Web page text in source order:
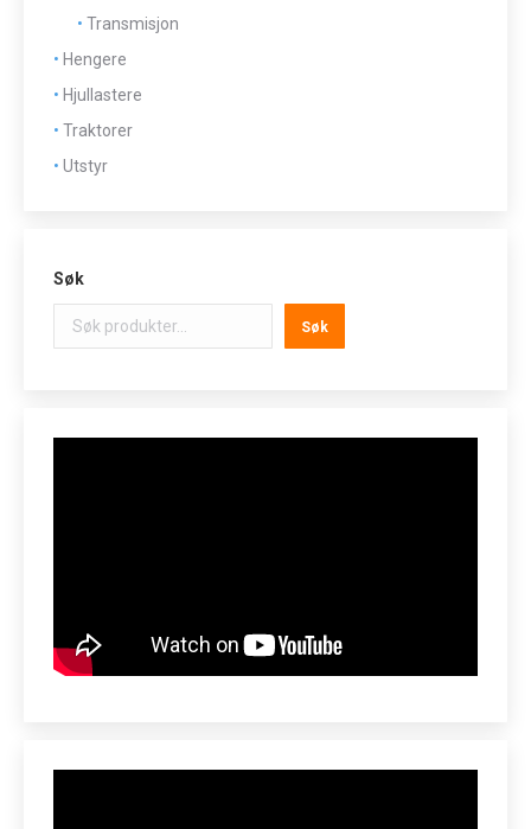
Transmisjon
Hengere
Hjullastere
Traktorer
Utstyr
Søk
Søk